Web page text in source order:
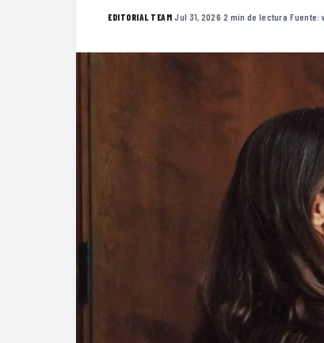
EDITORIAL TEAM·Jul 31, 2026·2 min de lectura·Fuente: